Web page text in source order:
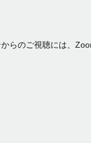
らのご視聴には、